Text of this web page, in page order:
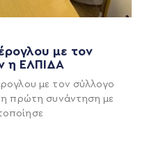
με τον
η ΕΛΠΙΔΑ
με τον σύλλογο
η πρώτη συνάντηση με